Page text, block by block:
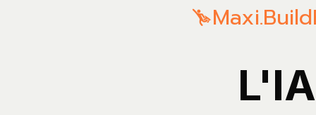
Maxi.Build